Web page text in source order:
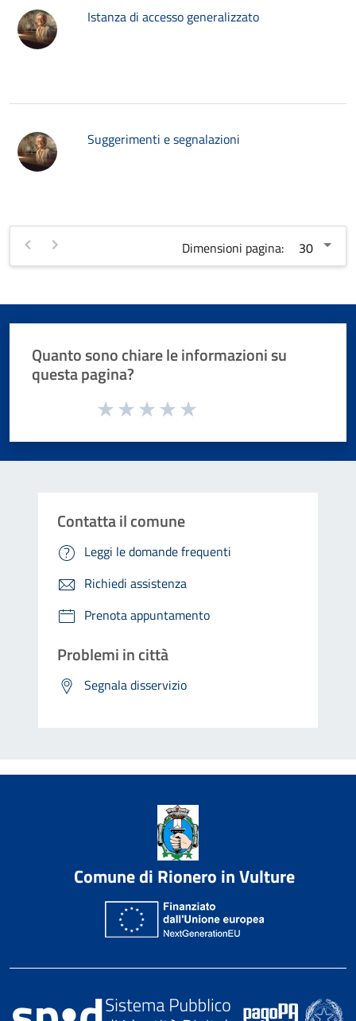
Istanza di accesso generalizzato
Suggerimenti e segnalazioni
Dimensioni pagina:
Quanto sono chiare le informazioni su
questa pagina?
Valuta da 1 a 5 stelle la pagina
Contatta il comune
Leggi le domande frequenti
Richiedi assistenza
Prenota appuntamento
Problemi in città
Segnala disservizio
Comune di Rionero in Vulture